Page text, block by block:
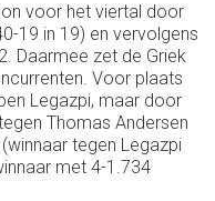
voor het viertal door
19 in 19) en vervolgens
Daarmee zet de Griek
Voor plaats
Legazpi, maar door
Thomas Andersen
tegen Legazpi
met 4-1.734